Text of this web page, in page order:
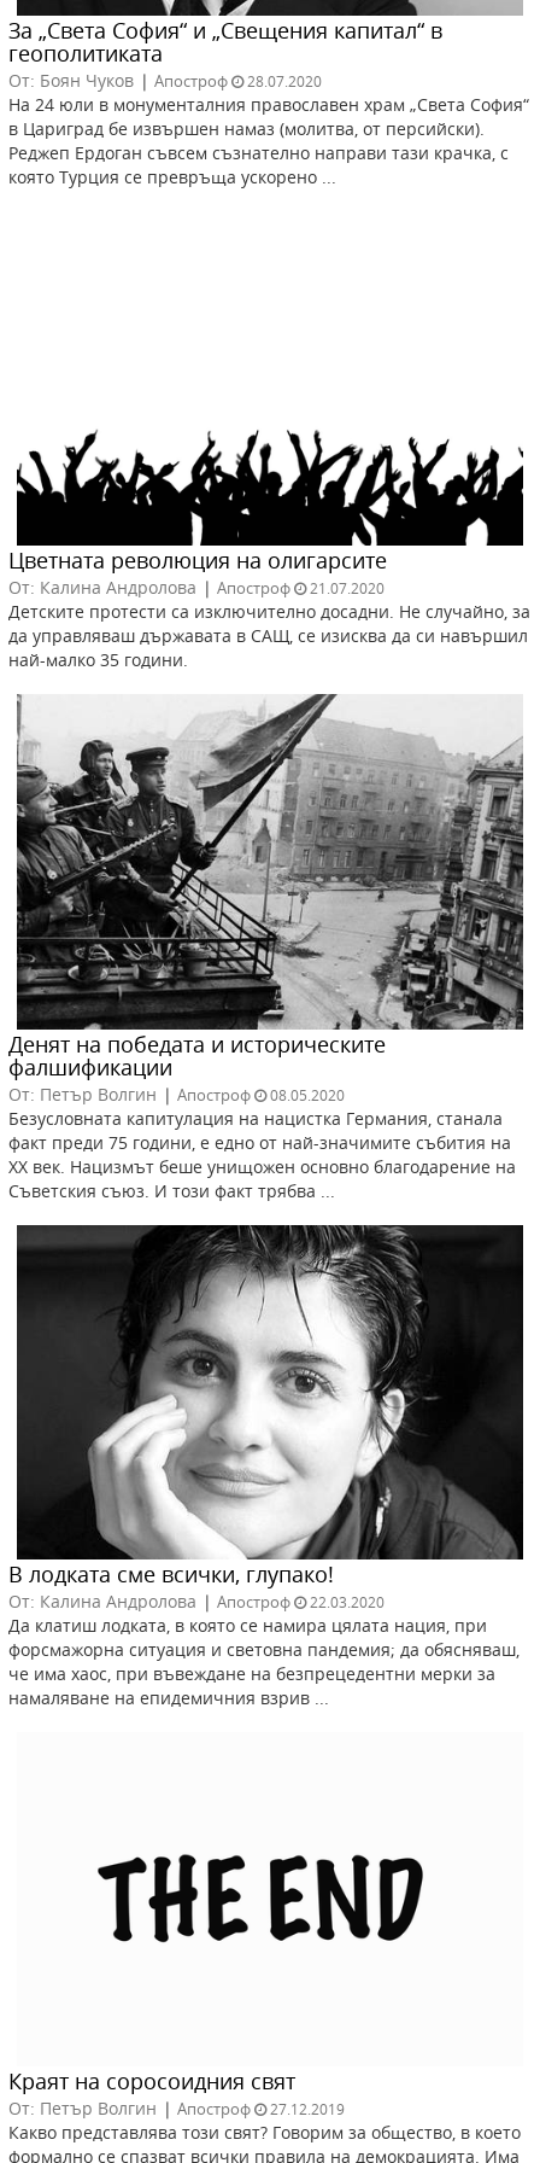
За „Света София“ и „Свещения капитал“ в
геополитиката
От: Боян Чуков | Апостроф 28.07.2020
На 24 юли в монументалния православен храм „Света София“
в Цариград бе извършен намаз (молитва, от персийски).
Реджеп Ердоган съвсем съзнателно направи тази крачка, с
която Турция се превръща ускорено ...
Цветната революция на олигарсите
От: Калина Андролова | Апостроф 21.07.2020
Детските протести са изключително досадни. Не случайно, за
да управляваш държавата в САЩ, се изисква да си навършил
най-малко 35 години.
Денят на победата и историческите
фалшификации
От: Петър Волгин | Апостроф 08.05.2020
Безусловната капитулация на нацистка Германия, станала
факт преди 75 години, е едно от най-значимите събития на
XX век. Нацизмът беше унищожен основно благодарение на
Съветския съюз. И този факт трябва ...
В лодката сме всички, глупако!
От: Калина Андролова | Апостроф 22.03.2020
Да клатиш лодката, в която се намира цялата нация, при
форсмажорна ситуация и световна пандемия; да обясняваш,
че има хаос, при въвеждане на безпрецедентни мерки за
намаляване на епидемичния взрив ...
Краят на соросоидния свят
От: Петър Волгин | Апостроф 27.12.2019
Какво представлява този свят? Говорим за общество, в което
формално се спазват всички правила на демокрацията. Има